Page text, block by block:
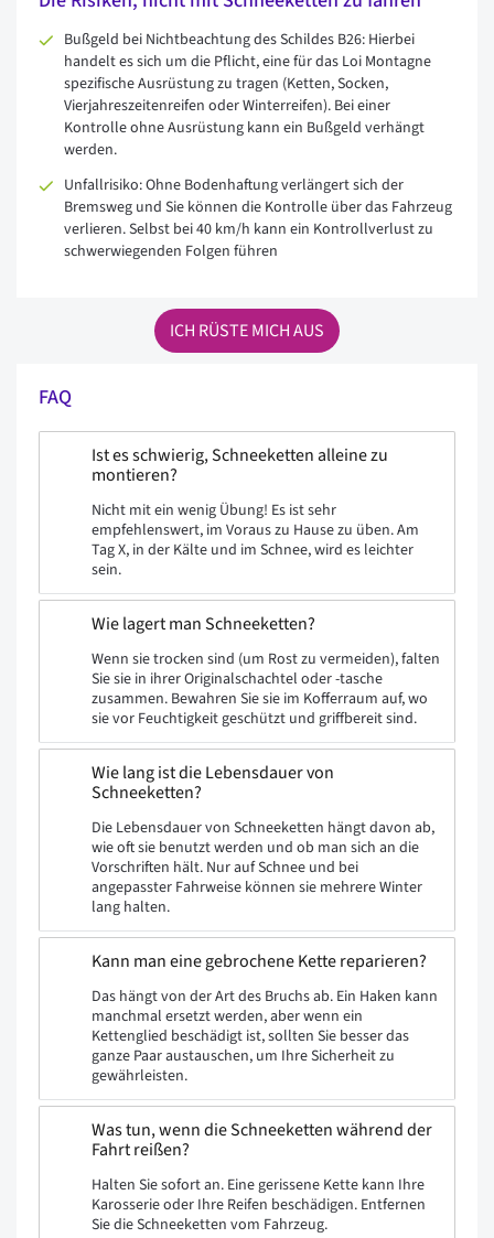
Bußgeld bei Nichtbeachtung des Schildes B26: Hierbei
handelt es sich um die Pflicht, eine für das Loi Montagne
spezifische Ausrüstung zu tragen (Ketten, Socken,
Vierjahreszeitenreifen oder Winterreifen). Bei einer
Kontrolle ohne Ausrüstung kann ein Bußgeld verhängt
werden.
Unfallrisiko: Ohne Bodenhaftung verlängert sich der
Bremsweg und Sie können die Kontrolle über das Fahrzeug
verlieren. Selbst bei 40 km/h kann ein Kontrollverlust zu
schwerwiegenden Folgen führen
ICH RÜSTE MICH AUS
FAQ
Ist es schwierig, Schneeketten alleine zu
montieren?
Nicht mit ein wenig Übung! Es ist sehr
empfehlenswert, im Voraus zu Hause zu üben. Am
Tag X, in der Kälte und im Schnee, wird es leichter
sein.
Wie lagert man Schneeketten?
Wenn sie trocken sind (um Rost zu vermeiden), falten
Sie sie in ihrer Originalschachtel oder -tasche
zusammen. Bewahren Sie sie im Kofferraum auf, wo
sie vor Feuchtigkeit geschützt und griffbereit sind.
Wie lang ist die Lebensdauer von
Schneeketten?
Die Lebensdauer von Schneeketten hängt davon ab,
wie oft sie benutzt werden und ob man sich an die
Vorschriften hält. Nur auf Schnee und bei
angepasster Fahrweise können sie mehrere Winter
lang halten.
Kann man eine gebrochene Kette reparieren?
Das hängt von der Art des Bruchs ab. Ein Haken kann
manchmal ersetzt werden, aber wenn ein
Kettenglied beschädigt ist, sollten Sie besser das
ganze Paar austauschen, um Ihre Sicherheit zu
gewährleisten.
Was tun, wenn die Schneeketten während der
Fahrt reißen?
Halten Sie sofort an. Eine gerissene Kette kann Ihre
Karosserie oder Ihre Reifen beschädigen. Entfernen
Sie die Schneeketten vom Fahrzeug.